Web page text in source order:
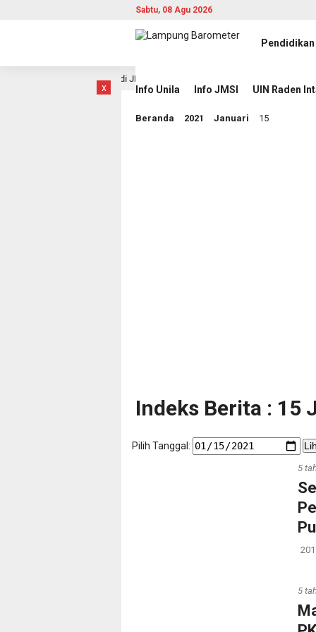
Sabtu, 08 Agu 2026
Pendidikan
Info Unila Info JMSI UIN Raden
x
Berita Berbasis AI di JMSI
Beranda 2021 Januari 15
Indeks Berita : 15
Pilih Tanggal:
5
201
5